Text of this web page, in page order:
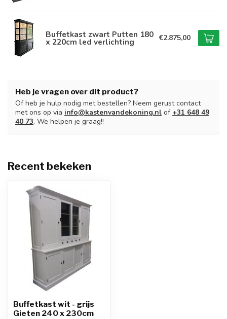
Buffetkast zwart Putten 180
x 220cm led verlichting €2.875,00
Heb je vragen over dit product?
Of heb je hulp nodig met bestellen? Neem gerust contact
met ons op via info@kastenvandekoning.nl of +31 648 49
40 73. We helpen je graag!!
Recent bekeken
Buffetkast wit - grijs
Gieten 240 x 230cm